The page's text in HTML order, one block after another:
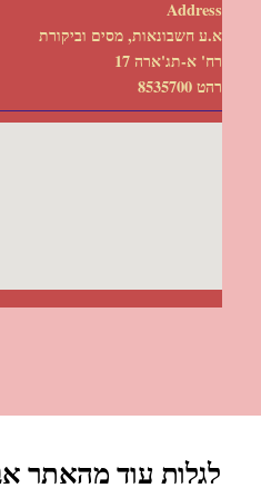
Address
א.ע חשבונאות, מסים וביקורת
רח' א-תג'ארה 17
רהט 8535700
לגלות עוד מהאתר